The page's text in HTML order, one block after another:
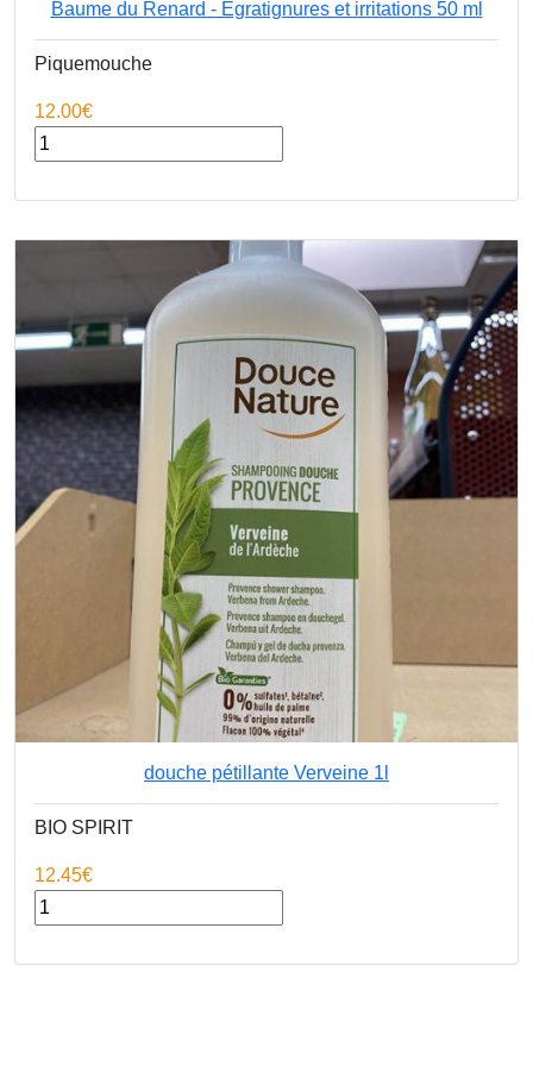
Baume du Renard - Egratignures et irritations 50 ml
Piquemouche
12.00€
douche pétillante Verveine 1l
BIO SPIRIT
12.45€